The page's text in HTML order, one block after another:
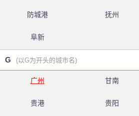
防城港 抚州
阜新
G (以G为开头的城市名)
广州 甘南
贵港 贵阳